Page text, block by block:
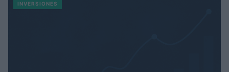
INVERSIONES